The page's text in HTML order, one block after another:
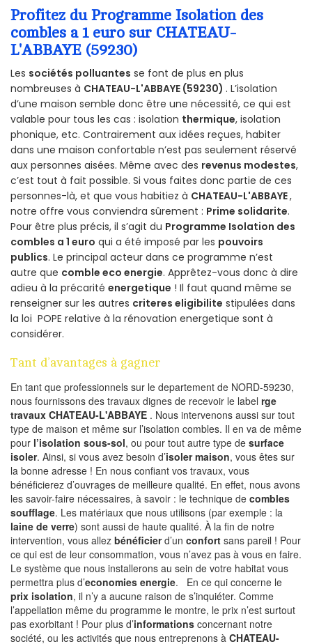
Profitez du Programme Isolation des
combles a 1 euro sur CHATEAU-
L'ABBAYE (59230)
Les sociétés polluantes se font de plus en plus
nombreuses à CHATEAU-L'ABBAYE (59230) . L’isolation
d’une maison semble donc être une nécessité, ce qui est
valable pour tous les cas : isolation thermique, isolation
phonique, etc. Contrairement aux idées reçues, habiter
dans une maison confortable n’est pas seulement réservé
aux personnes aisées. Même avec des revenus modestes,
c’est tout à fait possible. Si vous faites donc partie de ces
personnes-là, et que vous habitiez à CHATEAU-L'ABBAYE,
notre offre vous conviendra sûrement : Prime solidarite.
Pour être plus précis, il s’agit du Programme Isolation des
combles a 1 euro qui a été imposé par les pouvoirs
publics. Le principal acteur dans ce programme n’est
autre que comble eco energie. Apprêtez-vous donc à dire
adieu à la précarité energetique ! Il faut quand même se
renseigner sur les autres criteres eligibilite stipulées dans
la loi POPE relative à la rénovation energetique sont à
considérer.
Tant d’avantages à gagner
En tant que professionnels sur le departement de NORD-59230,
nous fournissons des travaux dignes de recevoir le label rge
travaux CHATEAU-L'ABBAYE . Nous intervenons aussi sur tout
type de maison et même sur l’isolation combles. Il en va de même
pour l’isolation sous-sol, ou pour tout autre type de surface
isoler. Ainsi, si vous avez besoin d’isoler maison, vous êtes sur
la bonne adresse ! En nous confiant vos travaux, vous
bénéficierez d’ouvrages de meilleure qualité. En effet, nous avons
les savoir-faire nécessaires, à savoir : le technique de combles
soufflage. Les matériaux que nous utilisons (par exemple : la
laine de verre) sont aussi de haute qualité. À la fin de notre
intervention, vous allez bénéficierd’un confort sans pareil ! Pour
ce qui est de leur consommation, vous n’avez pas à vous en faire.
Le système que nous installerons au sein de votre habitat vous
permettra plus d’economies energie. En ce qui concerne le
prix isolation, il n’y a aucune raison de s’inquiéter. Comme
l’appellation même du programme le montre, le prix n’est surtout
pas exorbitant ! Pour plus d’informations concernant notre
société, ou les activités que nous entreprenons à CHATEAU-